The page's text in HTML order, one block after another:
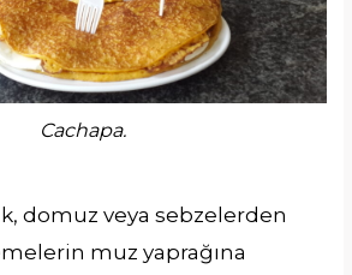
Cachapa.
domuz veya sebzelerden
muz yaprağına